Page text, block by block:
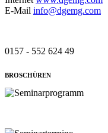
E-Mail info@dgemg.com
0157 - 552 624 49
BROSCHÜREN